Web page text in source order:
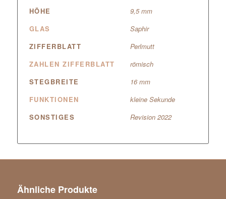
HÖHE
9,5 mm
GLAS
Saphir
ZIFFERBLATT
Perlmutt
ZAHLEN ZIFFERBLATT
römisch
STEGBREITE
16 mm
FUNKTIONEN
kleine Sekunde
SONSTIGES
Revision 2022
Ähnliche Produkte